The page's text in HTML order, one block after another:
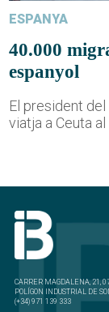
ESPANYA
40.000
espanyol
El president
viatja a Ceuta
CARRER MAGDALENA, 21,
POLÍGON INDUSTRIAL DE
(+34) 971 139 333